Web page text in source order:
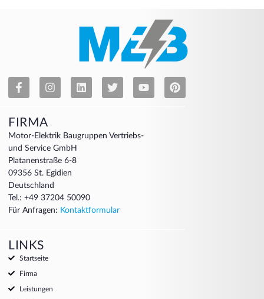
FIRMA
Motor-Elektrik Baugruppen Vertriebs-
und Service GmbH
Platanenstraße 6-8
09356 St. Egidien
Deutschland
Tel.: +49 37204 50090
Für Anfragen: Kontaktformular
LINKS
Startseite
Firma
Leistungen